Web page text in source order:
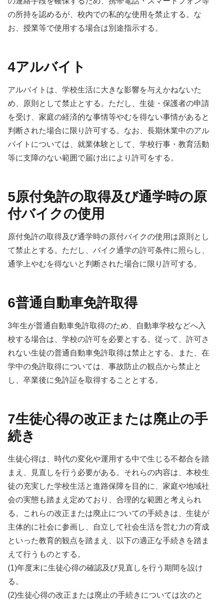
の所持を認めるが、校内での私的な使用を禁止する。な
お、授業等で使用する場合は別途指示する。
4アルバイト
アルバイトは、学校生活に大きな影響を与えかねないた
め、原則として禁止とする。ただし、生徒・保護者の申請
を受け、家庭の経済的な事情等やむを得ない事情があると
判断された場合に限り許可する。なお、長期休業中のアル
バイトについては、就業体験として、学校行事・教育活動
等に支障のない範囲で届け出により許可をする。
5原付免許の取得及び通学時の原
付バイクの使用
原付免許の取得及び通学時の原付バイクの使用は原則とし
て禁止とする。ただし、バイク通学の許可条件に照らし、
通学上やむを得ないと判断された場合に限り許可する。
6普通自動車免許取得
3年生が普通自動車免許取得のため、自動車学校などへ入
校する場合は、学校の許可を必要とする。従って、許可さ
れない生徒の普通自動車免許取得は禁止とする。また、在
学中の免許取得については、事故防止の観点から禁止と
し、卒業後に免許証を取得することとする。
7生徒心得の改正または廃止の手
続き
生徒心得は、時代の変化や運用する中で生じる不都合を踏
まえ、見直しを行う必要がある。それらの内容は、本校生
徒の充実した学校生活と進路保障を目的に、家庭や地域社
会の実態も踏まえ定めており、合理的な範囲と考えられ
る。これらの改正または廃止についての手続きは、生徒が
主体的に社会に参画し、自立して社会生活を営む力の育成
といった教育的観点を踏まえ、以下の適正な手続きを踏ま
えて行うものとする。
(1)年度末に生徒心得の確認及び見直しを行う期間を設け
る。
(2)生徒心得の改正または廃止の手続きについては次のと